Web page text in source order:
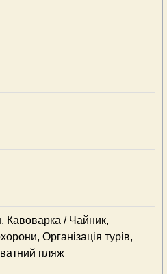
/ Чайник,
Організація турів,
пляж